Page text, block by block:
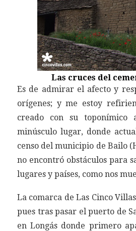
Las cruces del
Es de admirar el afecto y
orígenes; y me estoy
creado con su toponímico
minúsculo lugar, donde
censo del municipio de Bailo
no encontró obstáculos para
lugares y países, como nos
La comarca de Las Cinco
pues tras pasar el puerto de
en Longás donde primero